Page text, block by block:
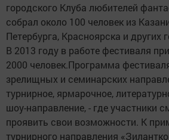
городского Клуба любителей
собрал около 100 человек из
Петербурга, Красноярска и других
В 2013 году в работе фестиваля
2000 человек.Программа
зрелищных и семинарских
турнирное, ярмарочное,
шоу-направление, - где участники
проявить свои возможности. К
турнирного направления